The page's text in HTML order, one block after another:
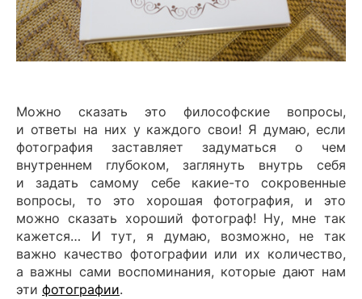
Можно сказать это философские вопросы,
и ответы на них у каждого свои! Я думаю, если
фотография заставляет задуматься о чем
внутреннем глубоком, заглянуть внутрь себя
и задать самому себе какие-то сокровенные
вопросы, то это хорошая фотография, и это
можно сказать хороший фотограф! Ну, мне так
кажется… И тут, я думаю, возможно, не так
важно качество фотографии или их количество,
а важны сами воспоминания, которые дают нам
эти фотографии.